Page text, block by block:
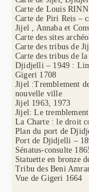
Carte de Louis
Carte de Piri Reis –
Jijel , Annaba et
Carte des sites
Carte des tribus de
Carte des tribus de
Djidjelli – 1949 :
Gigeri 1708
Jijel :Tremblement
nouvelle ville
Jijel 1963, 1973
Jijel: Le
La Charte : le droit
Plan du port de
Port de Djidjelli –
Sénatus-consulte
Statuette en bronze
Tribu des Beni
Vue de Gigeri 1664